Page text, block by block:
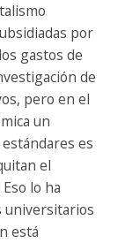
por
gastos de
de
pero en el
un
es
el
lo ha
universitarios
está